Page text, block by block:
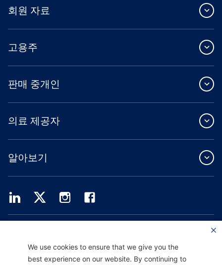
회원 자료
고용주
판매 중개인
의료 제공자
알아보기
Providence Health Assurance는 Medicare 및 Oregon Health Plan 계약을 체결한
은 계약 갱신에 따라 달라집니다.
We use cookies to ensure that we give you the
best experience on our website. By continuing to